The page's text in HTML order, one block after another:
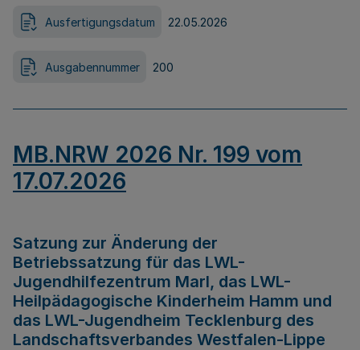
Ausfertigungsdatum 22.05.2026
Ausgabennummer 200
MB.NRW 2026 Nr. 199 vom
17.07.2026
Satzung zur Änderung der
Betriebssatzung für das LWL-
Jugendhilfezentrum Marl, das LWL-
Heilpädagogische Kinderheim Hamm und
das LWL-Jugendheim Tecklenburg des
Landschaftsverbandes Westfalen-Lippe